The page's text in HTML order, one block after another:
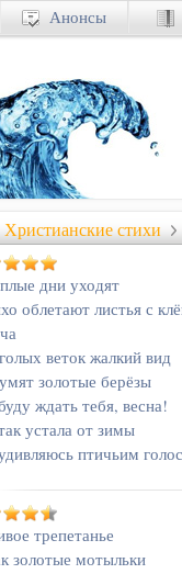
Христианские стихи
дни уходят
облетают листья с
веток жалкий вид
золотые берёзы
ждать тебя, весна!
устала от зимы
птичьим
трепетанье
золотые мотыльки
Анонсы